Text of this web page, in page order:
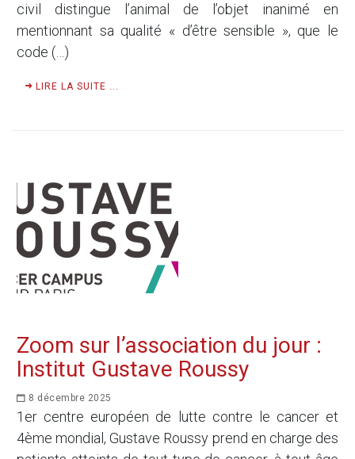
civil distingue l’animal de l’objet inanimé en
mentionnant sa qualité « d’être sensible », que le
code (…)
LIRE LA SUITE ...
Zoom sur l’association du jour :
Institut Gustave Roussy
8 décembre 2025
1er centre européen de lutte contre le cancer et
4ème mondial, Gustave Roussy prend en charge des